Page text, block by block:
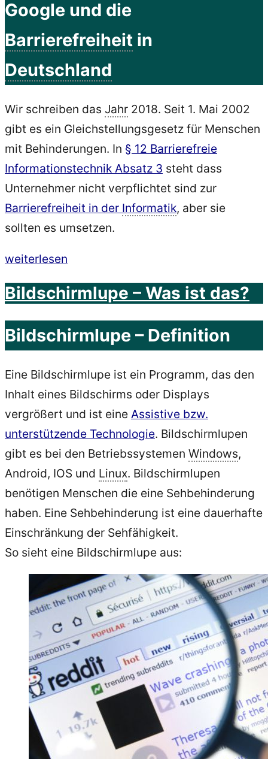
Google und die
Barrierefreiheit in
Deutschland
Wir schreiben das Jahr 2018. Seit 1. Mai 2002
gibt es ein Gleichstellungsgesetz für Menschen
mit Behinderungen. In § 12 Barrierefreie
Informationstechnik Absatz 3 steht dass
Unternehmer nicht verpflichtet sind zur
Barrierefreiheit in der Informatik, aber sie
sollten es umsetzen.
„Barrierefreiheit
Android
8
Oreo
Neuerungen“
weiterlesen
Bildschirmlupe – Was ist das?
Bildschirmlupe – Definition
Eine Bildschirmlupe ist ein Programm, das den
Inhalt eines Bildschirms oder Displays
vergrößert und ist eine Assistive bzw.
unterstützende Technologie. Bildschirmlupen
gibt es bei den Betriebssystemen Windows,
Android, IOS und Linux. Bildschirmlupen
benötigen Menschen die eine Sehbehinderung
haben. Eine Sehbehinderung ist eine dauerhafte
Einschränkung der Sehfähigkeit.
So sieht eine Bildschirmlupe aus: